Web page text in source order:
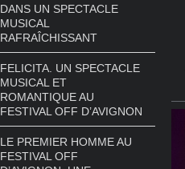
DANS UN SPECTACLE
MUSICAL
RAFRAÎCHISSANT
FELICITA. UN SPECTACLE
MUSICAL ET
ROMANTIQUE AU
FESTIVAL OFF D’AVIGNON
LE PREMIER HOMME AU
FESTIVAL OFF